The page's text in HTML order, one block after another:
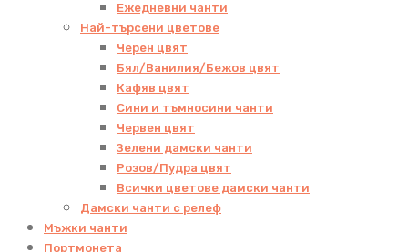
Ежедневни чанти
Най-търсени цветове
Черен цвят
Бял/Ванилия/Бежов цвят
Кафяв цвят
Сини и тъмносини чанти
Червен цвят
Зелени дамски чанти
Розов/Пудра цвят
Всички цветове дамски чанти
Дамски чанти с релеф
Мъжки чанти
Портмонета